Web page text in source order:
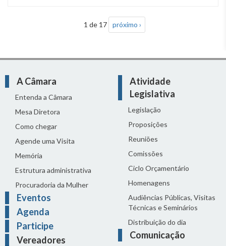
1 de 17 próximo ›
A Câmara
Entenda a Câmara
Mesa Diretora
Como chegar
Agende uma Visita
Memória
Estrutura administrativa
Procuradoria da Mulher
Eventos
Agenda
Participe
Vereadores
Atividade
Legislativa
Legislação
Proposições
Reuniões
Comissões
Ciclo Orçamentário
Homenagens
Audiências Públicas, Visitas
Técnicas e Seminários
Distribuição do dia
Comunicação